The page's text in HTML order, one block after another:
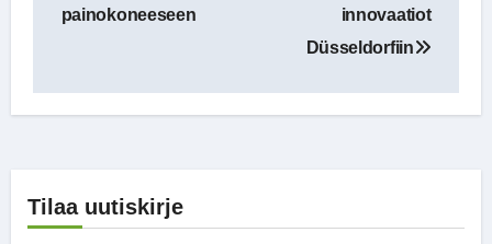
painokoneeseen
innovaatiot
Düsseldorfiin
Tilaa uutiskirje